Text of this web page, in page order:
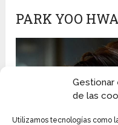
de las
Utilizamos tecnologías como
PARK YOO